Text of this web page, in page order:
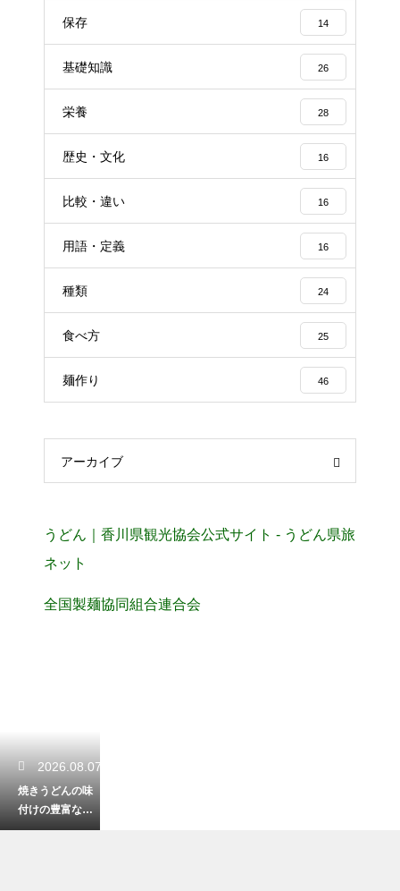
保存 14
基礎知識 26
栄養 28
歴史・文化 16
比較・違い 16
用語・定義 16
種類 24
食べ方 25
麺作り 46
アーカイブ
うどん｜香川県観光協会公式サイト - うどん県旅
ネット
全国製麺協同組合連合会
2026.08.07
焼きうどんの味
付けの豊富なバ
リエーション！